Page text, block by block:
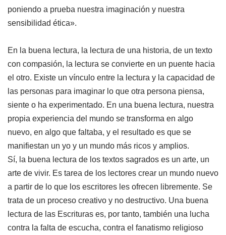
poniendo a prueba nuestra imaginación y nuestra
sensibilidad ética».
En la buena lectura, la lectura de una historia, de un texto
con compasión, la lectura se convierte en un puente hacia
el otro. Existe un vínculo entre la lectura y la capacidad de
las personas para imaginar lo que otra persona piensa,
siente o ha experimentado. En una buena lectura, nuestra
propia experiencia del mundo se transforma en algo
nuevo, en algo que faltaba, y el resultado es que se
manifiestan un yo y un mundo más ricos y amplios.
Sí, la buena lectura de los textos sagrados es un arte, un
arte de vivir. Es tarea de los lectores crear un mundo nuevo
a partir de lo que los escritores les ofrecen libremente. Se
trata de un proceso creativo y no destructivo. Una buena
lectura de las Escrituras es, por tanto, también una lucha
contra la falta de escucha, contra el fanatismo religioso